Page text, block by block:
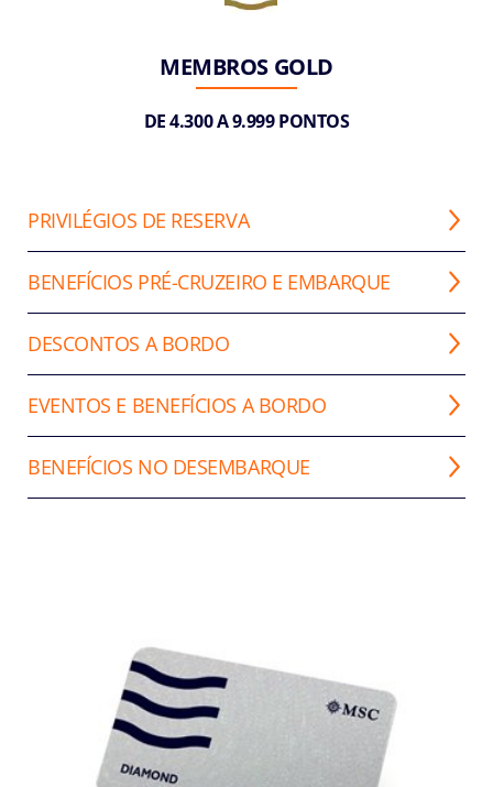
MEMBROS GOLD
DE 4.300 A 9.999 PONTOS
PRIVILÉGIOS DE RESERVA
BENEFÍCIOS PRÉ-CRUZEIRO E EMBARQUE
DESCONTOS A BORDO
EVENTOS E BENEFÍCIOS A BORDO
BENEFÍCIOS NO DESEMBARQUE